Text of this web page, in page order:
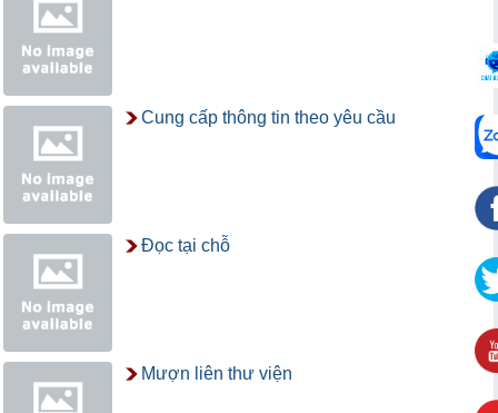
Cung cấp thông tin theo yêu cầu
Đọc tại chỗ
Mượn liên thư viện